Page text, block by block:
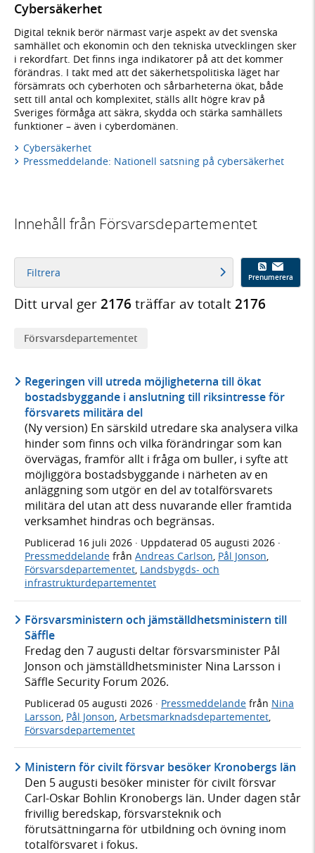
Cybersäkerhet
Digital teknik berör närmast varje aspekt av det svenska
samhället och ekonomin och den tekniska utvecklingen sker
i rekordfart. Det finns inga indikatorer på att det kommer
förändras. I takt med att det säkerhetspolitiska läget har
försämrats och cyberhoten och sårbarheterna ökat, både
sett till antal och komplexitet, ställs allt högre krav på
Sveriges förmåga att säkra, skydda och stärka samhällets
funktioner – även i cyberdomänen.
Cybersäkerhet
Pressmeddelande: Nationell satsning på cybersäkerhet
Innehåll från Försvarsdepartementet
Filtrera Prenumerera
Ditt urval ger2176 träffar av totalt2176
Försvars­­departementet
Regeringen vill utreda möjligheterna till ökat
bostadsbyggande i anslutning till riksintresse för
försvarets militära del
(Ny version) En särskild utredare ska analysera vilka
hinder som finns och vilka förändringar som kan
övervägas, framför allt i fråga om buller, i syfte att
möjliggöra bostadsbyggande i närheten av en
anläggning som utgör en del av totalförsvarets
militära del utan att dess nuvarande eller framtida
verksamhet hindras och begränsas.
Publicerad 16 juli 2026 · Uppdaterad 05 augusti 2026 ·
Pressmeddelande från Andreas Carlson, Pål Jonson,
Försvarsdepartementet, Landsbygds- och
infrastrukturdepartementet
Försvarsministern och jämställdhetsministern till
Säffle
Fredag den 7 augusti deltar försvarsminister Pål
Jonson och jämställdhetsminister Nina Larsson i
Säffle Security Forum 2026.
Publicerad 05 augusti 2026 · Pressmeddelande från Nina
Larsson, Pål Jonson, Arbetsmarknadsdepartementet,
Försvarsdepartementet
Ministern för civilt försvar besöker Kronobergs län
Den 5 augusti besöker minister för civilt försvar
Carl-Oskar Bohlin Kronobergs län. Under dagen står
frivillig beredskap, försvarsteknik och
förutsättningarna för utbildning och övning inom
totalförsvaret i fokus.